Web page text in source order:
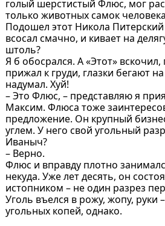
голый шерстистый Флюс, мог
только животных самок
Подошел этот Никола Питерский
всосал смачно, и кивает на
штоль?
Я б обосрался. А «Этот»
прижал к груди, глазки бегают
надумал. Хуй!
– Это Флюс, – представляю я
Максим. Флюса тоже
предложение. Он крупный
углем. У него свой угольный
Иваныч?
– Верно.
Флюс и вправду плотно
некуда. Уже лет десять, он
истопником – не один разрез
Уголь въелся в рожу, жопу, руки
угольных копей, однако.